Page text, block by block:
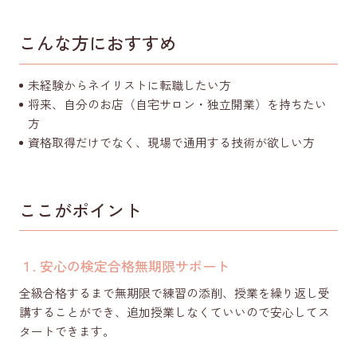
こんな方におすすめ
未経験からネイリストに転職したい方
将来、自分のお店（自宅サロン・独立開業）を持ちたい
方
資格取得だけでなく、現場で通用する技術が欲しい方
ここがポイント
１. 安心の検定合格無期限サポート
全級合格するまで無期限で練習の添削、授業を繰り返し受
講することができ、追加授業しなくていいので安心してス
タートできます。